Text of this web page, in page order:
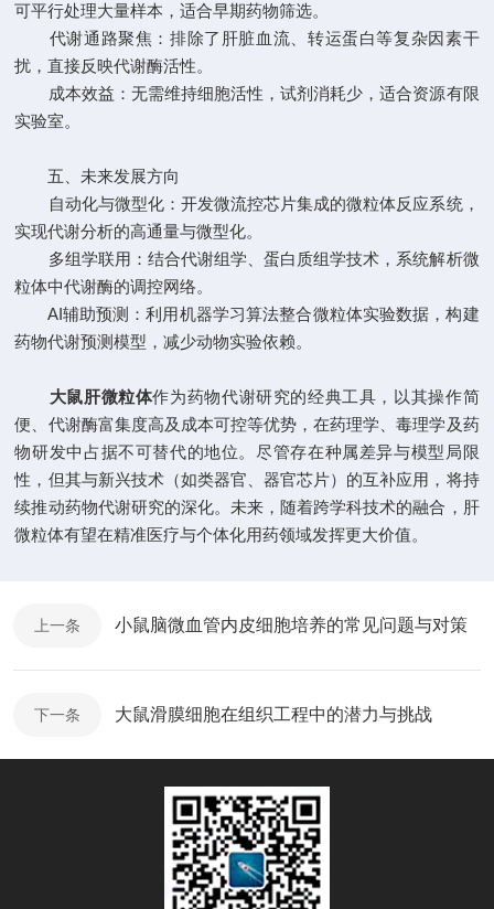
可平行处理大量样本，适合早期药物筛选。
代谢通路聚焦：排除了肝脏血流、转运蛋白等复杂因素干
扰，直接反映代谢酶活性。
成本效益：无需维持细胞活性，试剂消耗少，适合资源有限
实验室。
五、未来发展方向
自动化与微型化：开发微流控芯片集成的微粒体反应系统，
实现代谢分析的高通量与微型化。
多组学联用：结合代谢组学、蛋白质组学技术，系统解析微
粒体中代谢酶的调控网络。
AI辅助预测：利用机器学习算法整合微粒体实验数据，构建
药物代谢预测模型，减少动物实验依赖。
大鼠肝微粒体作为药物代谢研究的经典工具，以其操作简
便、代谢酶富集度高及成本可控等优势，在药理学、毒理学及药
物研发中占据不可替代的地位。尽管存在种属差异与模型局限
性，但其与新兴技术（如类器官、器官芯片）的互补应用，将持
续推动药物代谢研究的深化。未来，随着跨学科技术的融合，肝
微粒体有望在精准医疗与个体化用药领域发挥更大价值。
上一条 小鼠脑微血管内皮细胞培养的常见问题与对策
下一条 大鼠滑膜细胞在组织工程中的潜力与挑战